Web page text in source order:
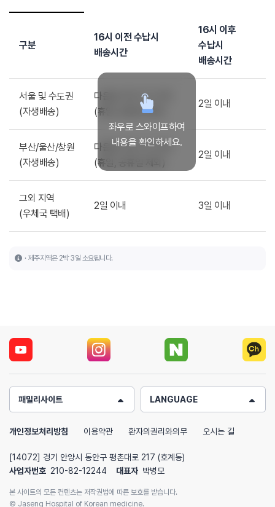
좌우로 스와이프하여
내용을 확인하세요.
구분
16시 이전 수납시
배송시간
16시 이후
수납시
배송시간
서울 및 수도권
(자생배송)
다음날 저녁 7시 이전
(휴일, 공휴일 제외)
2일 이내
부산/울산/창원
(자생배송)
다음날 저녁 7시 이전
(휴일, 공휴일 제외)
2일 이내
그외 지역
(우체국 택배)
2일 이내 3일 이내
제주지역은 2박 3일 소요됩니다.
패밀리사이트 LANGUAGE
개인정보처리방침 이용약관 환자의권리와의무 오시는 길
[14072] 경기 안양시 동안구 평촌대로 217 (호계동)
사업자번호 210-82-12244 대표자 박병모
본 사이트의 모든 컨텐츠는 저작권법에 따른 보호를 받습니다.
© Jaseng Hospital of Korean medicine.